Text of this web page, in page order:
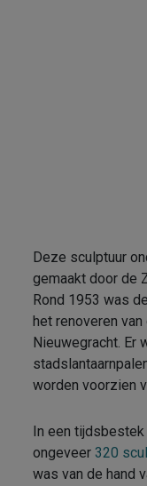
Deze sculptuur
gemaakt door de
Rond 1953 was
het renoveren
Nieuwegracht. Er
worden voorzien
In een
ongeveer320
was van de hand